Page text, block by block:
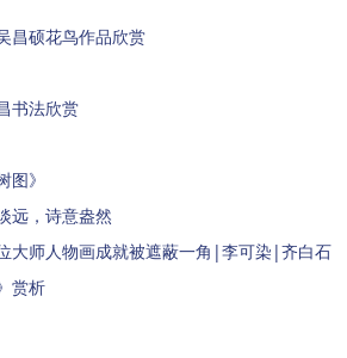
硕花鸟作品欣赏
书法欣赏
》
远，诗意盎然
大师人物画成就被遮蔽一角|李可染|齐白石
赏析